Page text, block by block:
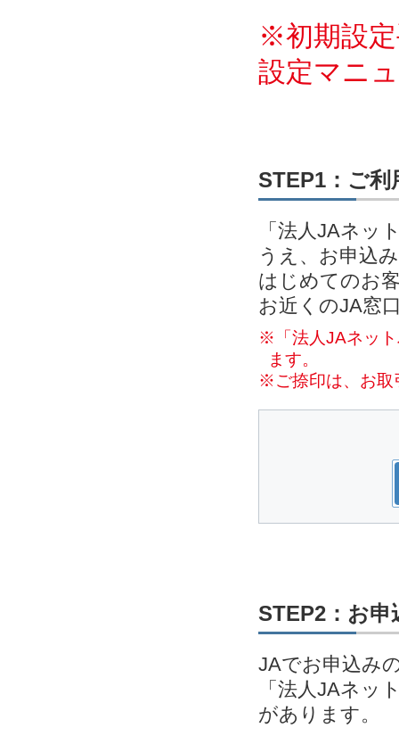
※初期設
設定マニ
STEP1：ご利
「法人JAネッ
うえ、お申込
はじめてのお
お近くのJA窓
※「法人JAネット
ます。
※ご捺印は、お取
STEP2：お申
JAでお申込み
「法人JAネッ
があります。